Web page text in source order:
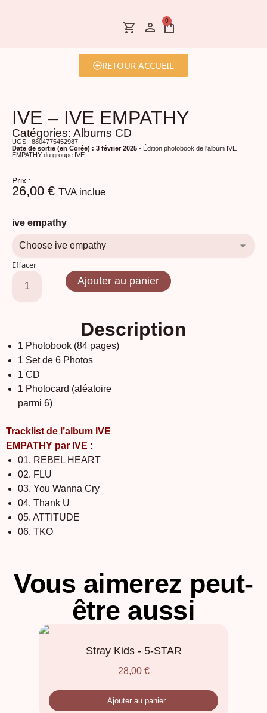
0
RETOUR ACCUEIL
IVE – IVE EMPATHY
Catégories: Albums CD
UGS : 8804775452987
Date de sortie (en Corée) : 3 février 2025 - Édition photobook de l'album IVE
EMPATHY du groupe IVE
Prix :
26,00 € TVA inclue
ive empathy
Effacer
Ajouter au panier
Description
1 Photobook (84 pages)
1 Set de 6 Photos
1 CD
1 Photocard (aléatoire
parmi 6)
Tracklist de l’album IVE
EMPATHY par IVE :
01. REBEL HEART
02. FLU
03. You Wanna Cry
04. Thank U
05. ATTITUDE
06. TKO
Vous aimerez peut-
être aussi
Stray Kids - 5-STAR
28,00 €
Ajouter au panier